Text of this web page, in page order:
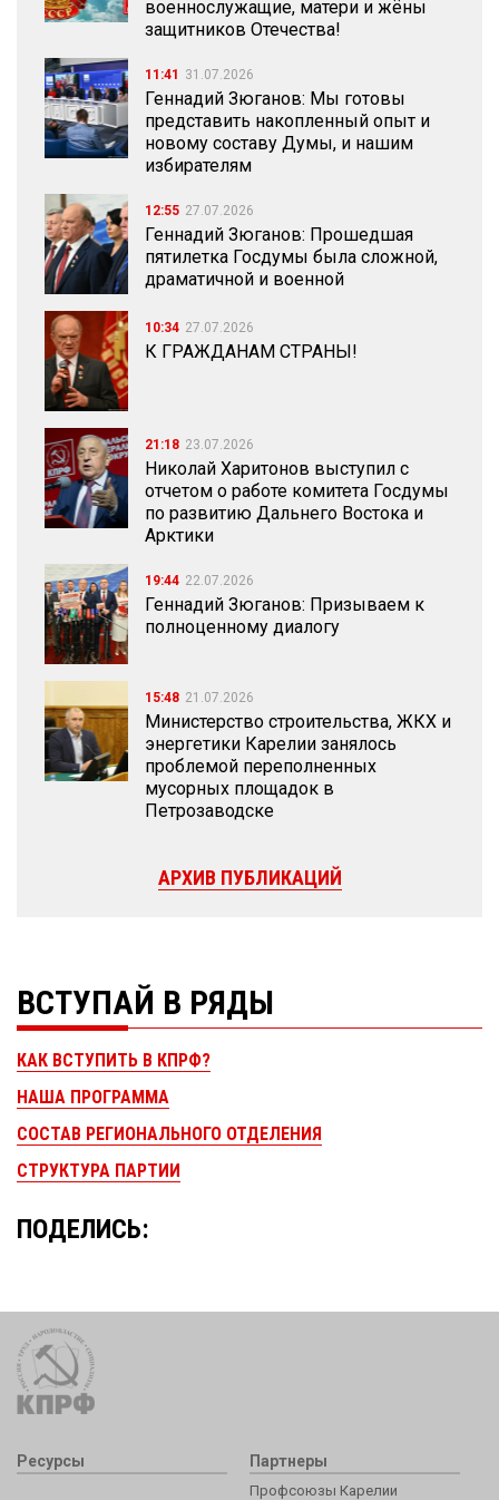
военнослужащие, матери и жёны
защитников Отечества!
11:41 31.07.2026
Геннадий Зюганов: Мы готовы
представить накопленный опыт и
новому составу Думы, и нашим
избирателям
12:55 27.07.2026
Геннадий Зюганов: Прошедшая
пятилетка Госдумы была сложной,
драматичной и военной
10:34 27.07.2026
К ГРАЖДАНАМ СТРАНЫ!
21:18 23.07.2026
Николай Харитонов выступил с
отчетом о работе комитета Госдумы
по развитию Дальнего Востока и
Арктики
19:44 22.07.2026
Геннадий Зюганов: Призываем к
полноценному диалогу
15:48 21.07.2026
Министерство строительства, ЖКХ и
энергетики Карелии занялось
проблемой переполненных
мусорных площадок в
Петрозаводске
АРХИВ ПУБЛИКАЦИЙ
ВСТУПАЙ В РЯДЫ
КАК ВСТУПИТЬ В КПРФ?
НАША ПРОГРАММА
СОСТАВ РЕГИОНАЛЬНОГО ОТДЕЛЕНИЯ
СТРУКТУРА ПАРТИИ
ПОДЕЛИСЬ:
Ресурсы Партнеры
Профсоюзы Карелии